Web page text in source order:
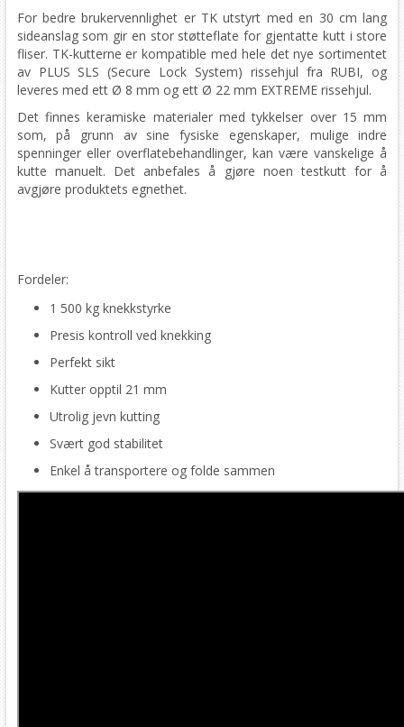
For bedre brukervennlighet er TK utstyrt med en 30 cm lang
sideanslag som gir en stor støtteflate for gjentatte kutt i store
fliser. TK-kutterne er kompatible med hele det nye sortimentet
av PLUS SLS (Secure Lock System) rissehjul fra RUBI, og
leveres med ett Ø 8 mm og ett Ø 22 mm EXTREME rissehjul.
Det finnes keramiske materialer med tykkelser over 15 mm
som, på grunn av sine fysiske egenskaper, mulige indre
spenninger eller overflatebehandlinger, kan være vanskelige å
kutte manuelt. Det anbefales å gjøre noen testkutt for å
avgjøre produktets egnethet.
Fordeler:
1 500 kg knekkstyrke
Presis kontroll ved knekking
Perfekt sikt
Kutter opptil 21 mm
Utrolig jevn kutting
Svært god stabilitet
Enkel å transportere og folde sammen